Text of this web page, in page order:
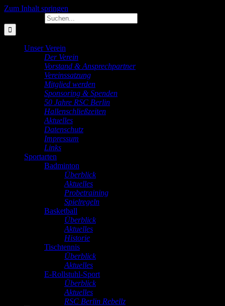
Zum Inhalt springen
Unser Verein
Der Verein
Vorstand & Ansprechpartner
Vereinssatzung
Mitglied werden
Sponsoring & Spenden
50 Jahre RSC Berlin
Hallenschließzeiten
Aktuelles
Datenschutz
Impressum
Links
Sportarten
Badminton
Überblick
Aktuelles
Probetraining
Spielregeln
Basketball
Überblick
Aktuelles
Historie
Tischtennis
Überblick
Aktuelles
E-Rollstuhl-Sport
Überblick
Aktuelles
RSC Berlin Rebellz